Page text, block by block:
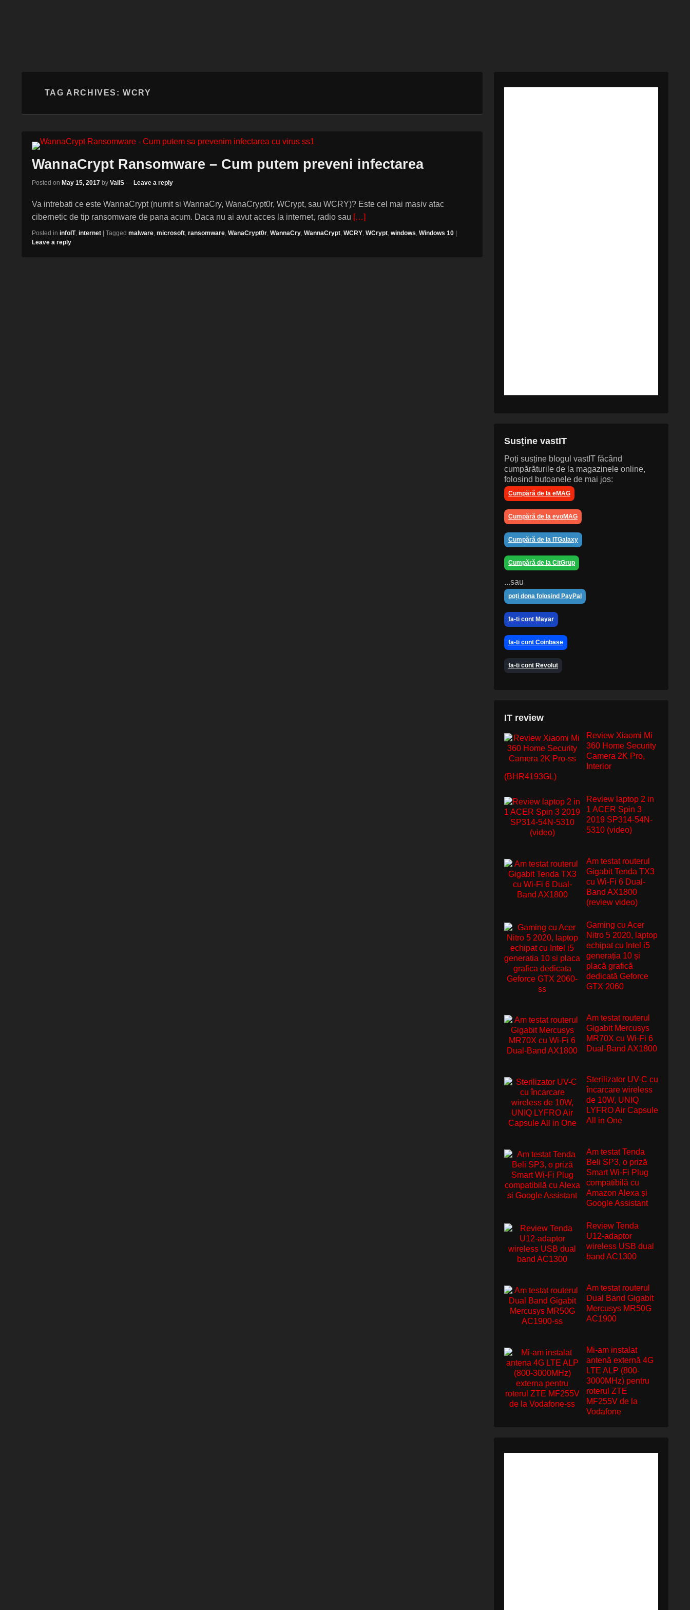
TAG ARCHIVES:WCRY
WannaCrypt Ransomware – Cum putem preveni infectarea
Posted on May 15, 2017 by ValiS — Leave a reply
Va intrebati ce este WannaCrypt (numit si WannaCry, WanaCrypt0r, WCrypt, sau WCRY)? Este cel mai masiv atac
cibernetic de tip ransomware de pana acum. Daca nu ai avut acces la internet, radio sau […]
Posted in infoIT, internet Tagged malware, microsoft, ransomware, WanaCrypt0r, WannaCry, WannaCrypt, WCRY, WCrypt, windows, Windows 10
Leave a reply
Susține vastIT
Poți susține blogul vastIT făcând
cumpărăturile de la magazinele online,
folosind butoanele de mai jos:
Cumpără de la eMAG
Cumpără de la evoMAG
Cumpără de la ITGalaxy
Cumpără de la CitGrup
...sau
poți dona folosind PayPal
fa-ti cont Mayar
fa-ti cont Coinbase
fa-ti cont Revolut
IT review
Review Xiaomi Mi
360 Home Security
Camera 2K Pro,
Interior
(BHR4193GL)
Review laptop 2 in
1 ACER Spin 3
2019 SP314-54N-
5310 (video)
Am testat routerul
Gigabit Tenda TX3
cu Wi-Fi 6 Dual-
Band AX1800
(review video)
Gaming cu Acer
Nitro 5 2020, laptop
echipat cu Intel i5
generația 10 și
placă grafică
dedicată Geforce
GTX 2060
Am testat routerul
Gigabit Mercusys
MR70X cu Wi-Fi 6
Dual-Band AX1800
Sterilizator UV-C cu
încarcare wireless
de 10W, UNIQ
LYFRO Air Capsule
All in One
Am testat Tenda
Beli SP3, o priză
Smart Wi-Fi Plug
compatibilă cu
Amazon Alexa și
Google Assistant
Review Tenda
U12-adaptor
wireless USB dual
band AC1300
Am testat routerul
Dual Band Gigabit
Mercusys MR50G
AC1900
Mi-am instalat
antenă externă 4G
LTE ALP (800-
3000MHz) pentru
roterul ZTE
MF255V de la
Vodafone